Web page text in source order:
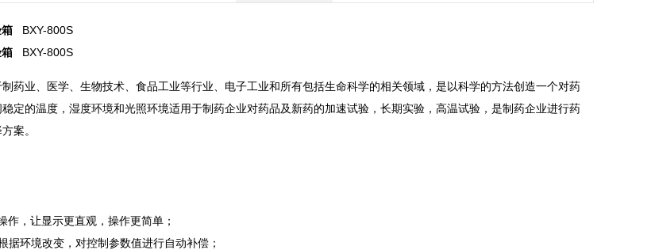
箱
BXY-800S
箱
BXY-800S
药业、医学、生物技术、食品工业等行业、电子工业和所有包括生命科学的相关领域，是以科学的方法创造一个对药
定的温度，湿度环境和光照环境适用于制药企业对药品及新药的加速试验，长期实验，高温试验，是制药企业进行药
案。
作，让显示更直观，操作更简单；
据环境改变，对控制参数值进行自动补偿；